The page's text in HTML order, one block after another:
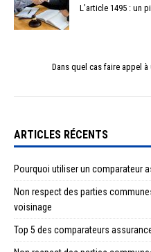
L’article 1495 : un
Dans quel cas faire appel à
ARTICLES RÉCENTS
Pourquoi utiliser un comparateur
Non respect des parties
voisinage
Top 5 des comparateurs